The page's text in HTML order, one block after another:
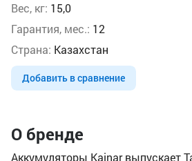
Вес, кг: 15,0
Гарантия, мес.: 12
Страна: Казахстан
Добавить в сравнение
О бренде
Аккумуляторы Kainar выпускает